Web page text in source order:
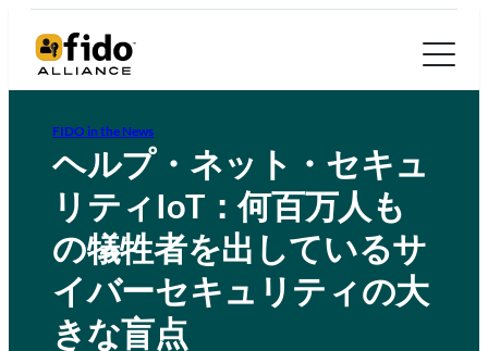
FIDO in the News
ヘルプ・ネット・セキュ
リティIoT：何百万人も
の犠牲者を出しているサ
イバーセキュリティの大
きな盲点